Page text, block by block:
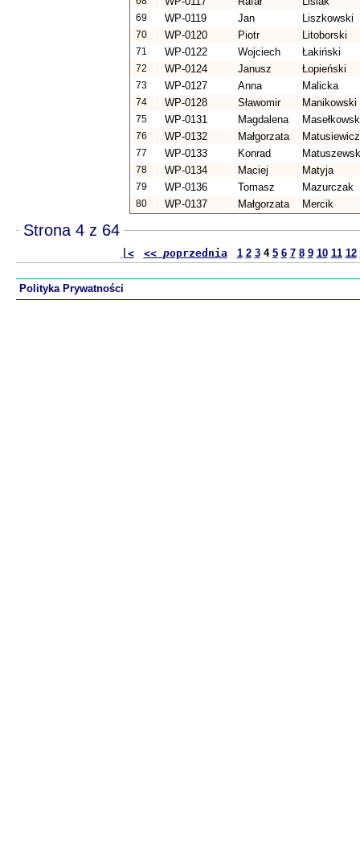
69 WP-0119 Jan Liszkowski
70 WP-0120 Piotr Litoborski
71 WP-0122 Wojciech Łakiński
72 WP-0124 Janusz Łopieński
73 WP-0127 Anna Malicka
74 WP-0128 Sławomir Manikowski
75 WP-0131 Magdalena
76 WP-0132 Małgorzata Matusiewicz
77 WP-0133 Konrad
78 WP-0134 Maciej Matyja
79 WP-0136 Tomasz Mazurczak
80 WP-0137 Małgorzata Mercik
Strona 4 z 64
|< << poprzednia 1 2 3 4 5 6 7 8 9 10 11 12
Polityka Prywatności